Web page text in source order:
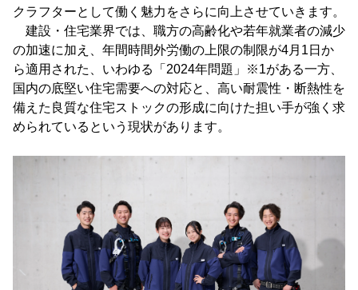
クラフターとして働く魅力をさらに向上させていきます。
建設・住宅業界では、職方の高齢化や若年就業者の減少
の加速に加え、年間時間外労働の上限の制限が4月1日か
ら適用された、いわゆる「2024年問題」※1がある一方、
国内の底堅い住宅需要への対応と、高い耐震性・断熱性を
備えた良質な住宅ストックの形成に向けた担い手が強く求
められているという現状があります。